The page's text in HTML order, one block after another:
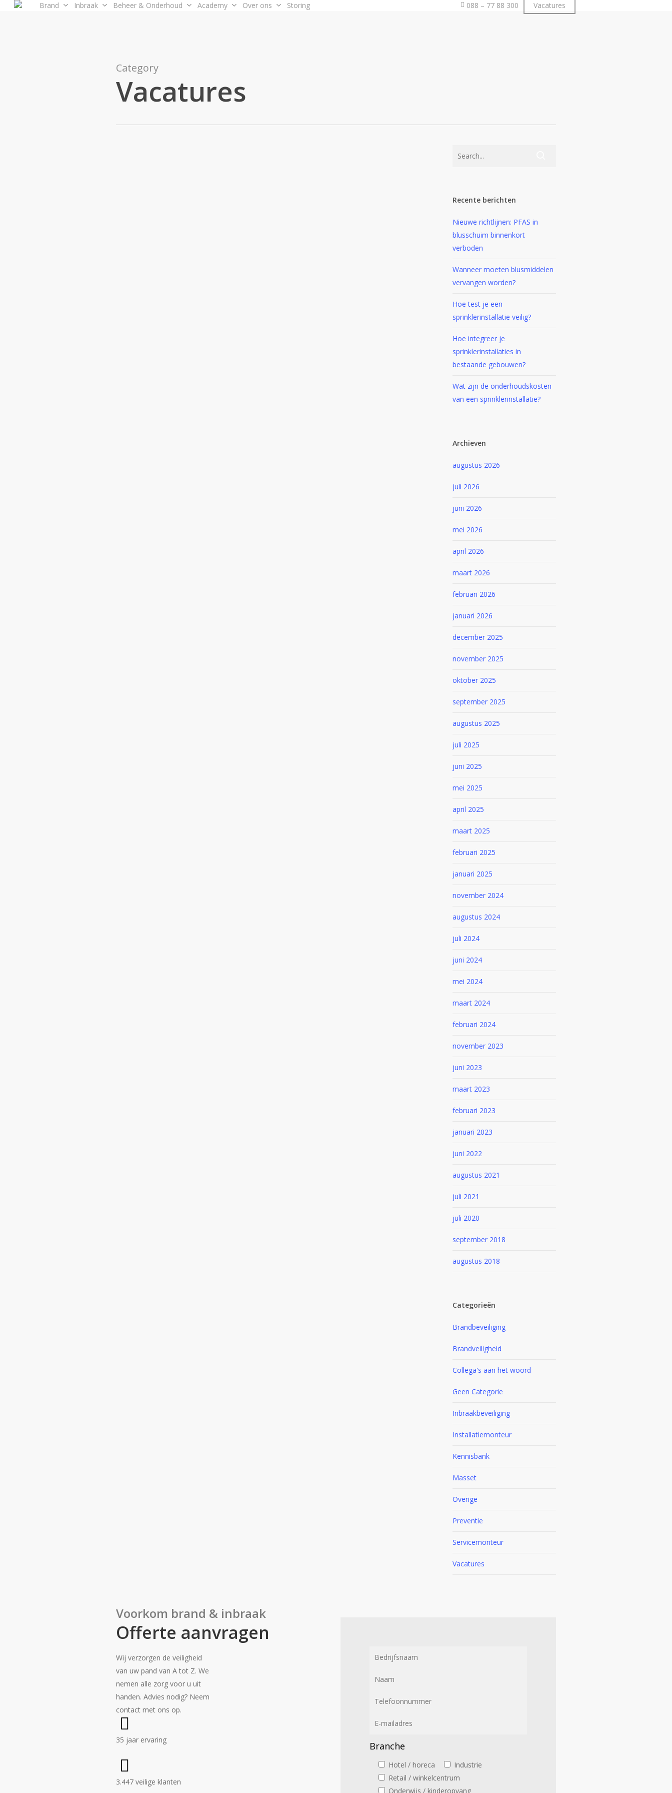
Brand Inbraak Beheer & Onderhoud Academy Over ons Storing 088 – 77 88 300 Vacatures
Category
Vacatures
Recente berichten
Nieuwe richtlijnen: PFAS in
blusschuim binnenkort
verboden
Wanneer moeten blusmiddelen
vervangen worden?
Hoe test je een
sprinklerinstallatie veilig?
Hoe integreer je
sprinklerinstallaties in
bestaande gebouwen?
Wat zijn de onderhoudskosten
van een sprinklerinstallatie?
Archieven
augustus 2026
juli 2026
juni 2026
mei 2026
april 2026
maart 2026
februari 2026
januari 2026
december 2025
november 2025
oktober 2025
september 2025
augustus 2025
juli 2025
juni 2025
mei 2025
april 2025
maart 2025
februari 2025
januari 2025
november 2024
augustus 2024
juli 2024
juni 2024
mei 2024
maart 2024
februari 2024
november 2023
juni 2023
maart 2023
februari 2023
januari 2023
juni 2022
augustus 2021
juli 2021
juli 2020
september 2018
augustus 2018
Categorieën
Brandbeveiliging
Brandveiligheid
Collega's aan het woord
Geen Categorie
Inbraakbeveiliging
Installatiemonteur
Kennisbank
Masset
Overige
Preventie
Servicemonteur
Vacatures
Voorkom brand & inbraak
Offerte aanvragen
Wij verzorgen de veiligheid
van uw pand van A tot Z. We
nemen alle zorg voor u uit
handen. Advies nodig? Neem
contact met ons op.
35 jaar ervaring
3.447 veilige klanten
Branche
Hotel / horeca
Industrie
Retail / winkelcentrum
Onderwijs / kinderopvang